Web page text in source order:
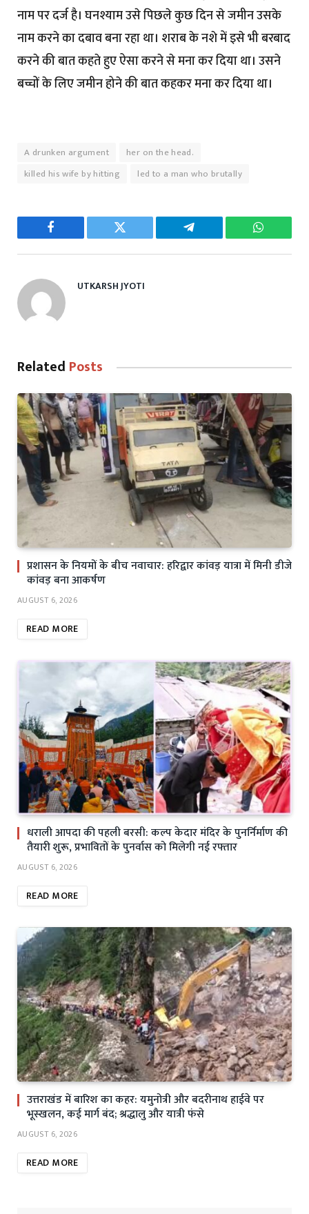
नाम पर दर्ज है। घनश्याम उसे पिछले कुछ दिन से जमीन उसके
नाम करने का दबाव बना रहा था। शराब के नशे में इसे भी बरबाद
करने की बात कहते हुए ऐसा करने से मना कर दिया था। उसने
बच्चों के लिए जमीन होने की बात कहकर मना कर दिया था।
A drunken argument
her on the head.
killed his wife by hitting
led to a man who brutally
Facebook Twitter Telegram
UTKARSH JYOTI
Related Posts
प्रशासन के नियमों के बीच नवाचार: हरिद्वार कांवड़ यात्रा में मिनी डीजे
कांवड़ बना आकर्षण
AUGUST 6, 2026
READ MORE
धराली आपदा की पहली बरसी: कल्प केदार मंदिर के पुनर्निर्माण की
तैयारी शुरू, प्रभावितों के पुनर्वास को मिलेगी नई रफ्तार
AUGUST 6, 2026
READ MORE
उत्तराखंड में बारिश का कहर: यमुनोत्री और बदरीनाथ हाईवे पर
भूस्खलन, कई मार्ग बंद; श्रद्धालु और यात्री फंसे
AUGUST 6, 2026
READ MORE